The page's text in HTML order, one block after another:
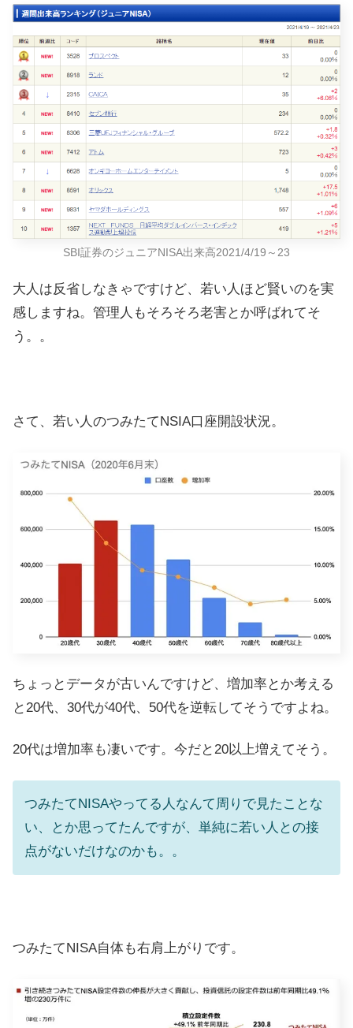
SBI証券のジュニアNISA出来高2021/4/19～23
大人は反省しなきゃですけど、若い人ほど賢いのを実
感しますね。管理人もそろそろ老害とか呼ばれてそ
う。。
さて、若い人のつみたてNSIA口座開設状況。
ちょっとデータが古いんですけど、増加率とか考える
と20代、30代が40代、50代を逆転してそうですよね。
20代は増加率も凄いです。今だと20以上増えてそう。
つみたてNISAやってる人なんて周りで見たことな
い、とか思ってたんですが、単純に若い人との接
点がないだけなのかも。。
つみたてNISA自体も右肩上がりです。